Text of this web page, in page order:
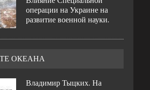
операции на Украине на
развитие военной науки.
ОКЕАНА
Владимир Тыцких. На